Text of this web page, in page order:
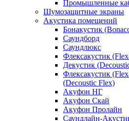
Промышленные
Шумозащитные экраны
Акустика помещений
Бонакустик
Саундборд
Саундлюкс
Флексакустик
Декустик
Флексакустик
(Decoustic Flex)
Акуфон НГ
Акуфон Скай
Акуфон Пролайн
Саундлайн-